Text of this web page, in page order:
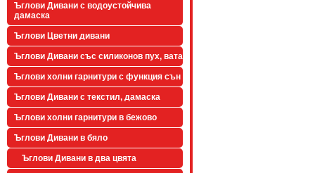
Ъглови Дивани с водоустойчива
дамаска
Ъглови Цветни дивани
Ъглови Дивани със силиконов пух, вата
Ъглови холни гарнитури с функция сън
Ъглови Дивани с текстил, дамаска
Ъглови холни гарнитури в бежово
Ъглови Дивани в бяло
Ъглови Дивани в два цвята